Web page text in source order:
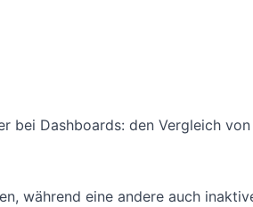
bei Dashboards: den Vergleich
während eine andere auch